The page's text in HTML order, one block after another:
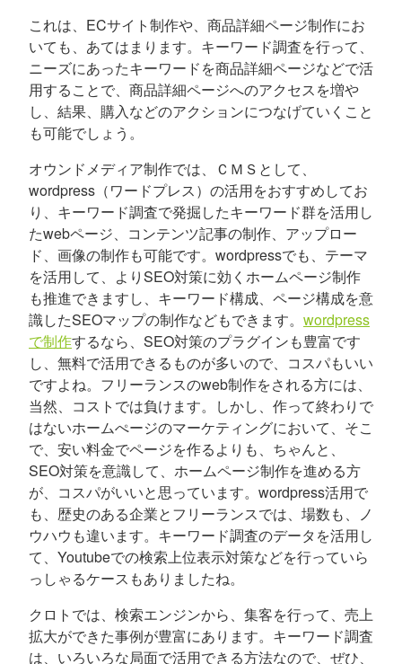
これは、ECサイト制作や、商品詳細ページ制作にお
いても、あてはまります。キーワード調査を行って、
ニーズにあったキーワードを商品詳細ページなどで活
用することで、商品詳細ページへのアクセスを増や
し、結果、購入などのアクションにつなげていくこと
も可能でしょう。
オウンドメディア制作では、ＣＭＳとして、
wordpress（ワードプレス）の活用をおすすめしてお
り、キーワード調査で発掘したキーワード群を活用し
たwebページ、コンテンツ記事の制作、アップロー
ド、画像の制作も可能です。wordpressでも、テーマ
を活用して、よりSEO対策に効くホームページ制作
も推進できますし、キーワード構成、ページ構成を意
識したSEOマップの制作などもできます。 wordpress
で制作するなら、SEO対策のプラグインも豊富です
し、無料で活用できるものが多いので、コスパもいい
ですよね。フリーランスのweb制作をされる方には、
当然、コストでは負けます。しかし、作って終わりで
はないホームぺージのマーケティングにおいて、そこ
で、安い料金でページを作るよりも、ちゃんと、
SEO対策を意識して、ホームページ制作を進める方
が、コスパがいいと思っています。wordpress活用で
も、歴史のある企業とフリーランスでは、場数も、ノ
ウハウも違います。キーワード調査のデータを活用し
て、Youtubeでの検索上位表示対策などを行っていら
っしゃるケースもありましたね。
クロトでは、検索エンジンから、集客を行って、売上
拡大ができた事例が豊富にあります。キーワード調査
は、いろいろな局面で活用できる方法なので、ぜひ、